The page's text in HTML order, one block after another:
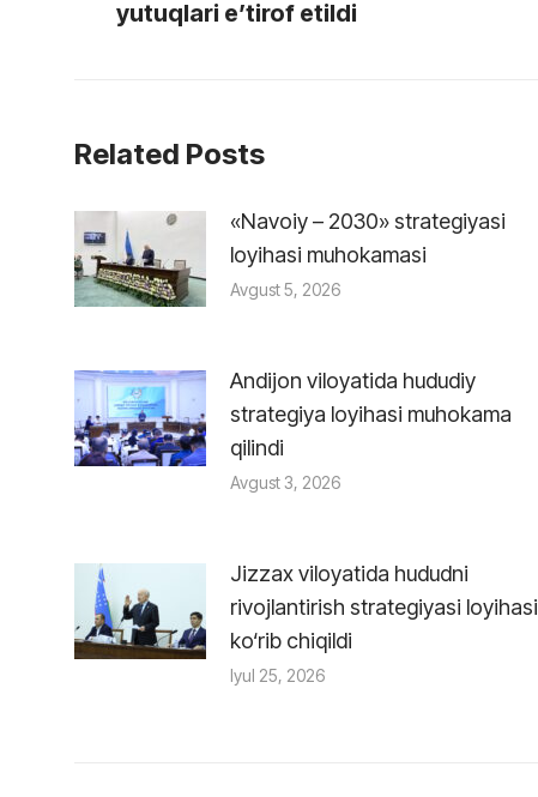
post:
yutuqlari e’tirof etildi
Related Posts
«Navoiy – 2030» strategiyasi
loyihasi muhokamasi
Avgust 5, 2026
Andijon viloyatida hududiy
strategiya loyihasi muhokama
qilindi
Avgust 3, 2026
Jizzax viloyatida hududni
rivojlantirish strategiyasi loyihasi
ko‘rib chiqildi
Iyul 25, 2026